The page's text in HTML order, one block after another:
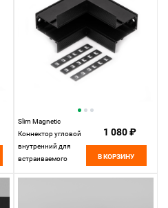
Slim Magnetic
Коннектор угловой
внутренний для
встраиваемого
1 080 ₽
В КОРЗИНУ